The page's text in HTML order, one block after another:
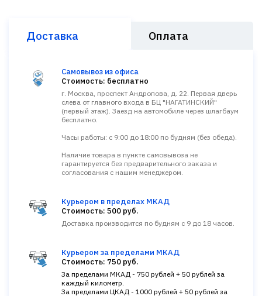
Доставка Оплата
Самовывоз из офиса
Стоимость: бесплатно
г. Москва, проспект Андропова, д. 22. Первая дверь
слева от главного входа в БЦ "НАГАТИНСКИЙ"
(первый этаж). Заезд на автомобиле через шлагбаум
бесплатно.
Часы работы: с 9:00 до 18:00 по будням (без обеда).
Наличие товара в пункте самовывоза не
гарантируется без предварительного заказа и
согласования с нашим менеджером.
Курьером в пределах МКАД
Стоимость: 500 руб.
Доставка производится по будням с 9 до 18 часов.
Курьером за пределами МКАД
Стоимость: 750 руб.
За пределами МКАД - 750 рублей + 50 рублей за
каждый километр.
За пределами ЦКАД - 1000 рублей + 50 рублей за